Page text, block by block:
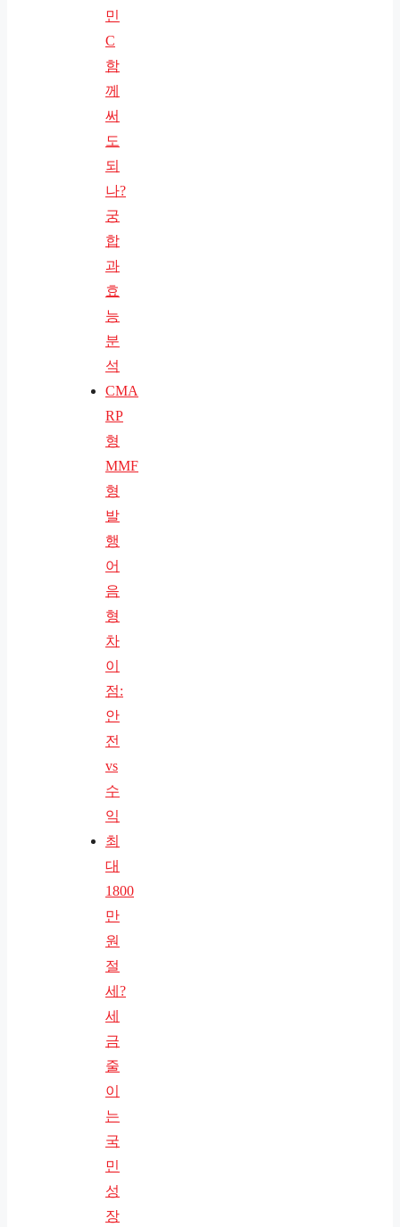
민
C
함
께
써
도
되
나?
궁
합
과
효
능
분
석
CMA
RP
형
MMF
형
발
행
어
음
형
차
이
점:
안
전
vs
수
익
최
대
1800
만
원
절
세?
세
금
줄
이
는
국
민
성
장